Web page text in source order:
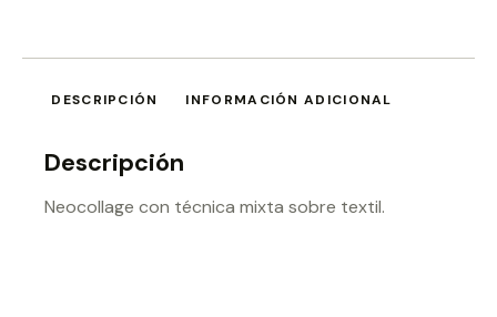
DESCRIPCIÓN INFORMACIÓN ADICIONAL
Descripción
Neocollage con técnica mixta sobre textil.